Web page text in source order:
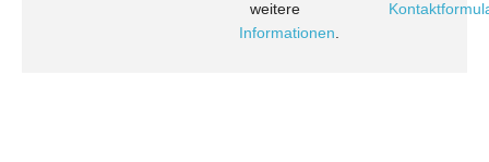
weitere
Informationen.